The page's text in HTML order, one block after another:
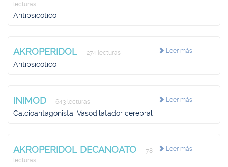
lecturas
Antipsicótico
Leer más
AKROPERIDOL 274 lecturas
Antipsicótico
Leer más
INIMOD 643 lecturas
Calcioantagonista, Vasodilatador cerebral
Leer más
AKROPERIDOL DECANOATO
78
lecturas